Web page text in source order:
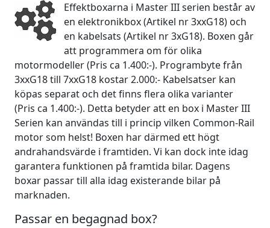
Effektboxarna i Master III serien består av
en elektronikbox (Artikel nr 3xxG18) och
en kabelsats (Artikel nr 3xG18). Boxen går
att programmera om för olika
motormodeller (Pris ca 1.400:-). Programbyte från
3xxG18 till 7xxG18 kostar 2.000:- Kabelsatser kan
köpas separat och det finns flera olika varianter
(Pris ca 1.400:-). Detta betyder att en box i Master III
Serien kan användas till i princip vilken Common-Rail
motor som helst! Boxen har därmed ett högt
andrahandsvärde i framtiden. Vi kan dock inte idag
garantera funktionen på framtida bilar. Dagens
boxar passar till alla idag existerande bilar på
marknaden.
Passar en begagnad box?